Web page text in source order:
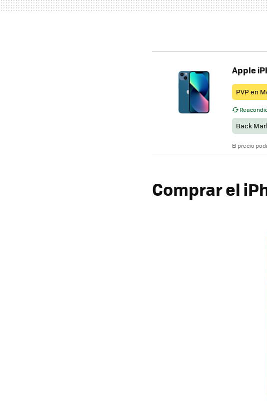
Apple
PVP en
Back
El precio
Comprar el